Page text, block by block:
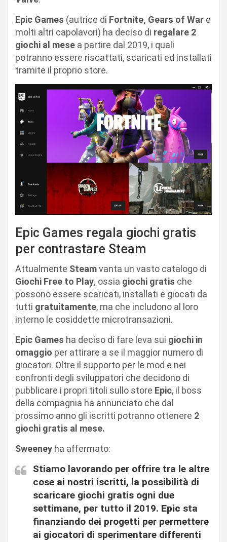
Epic Games (autrice di Fortnite, Gears of War e
molti altri capolavori) ha deciso di regalare 2
giochi al mese a partire dal 2019, i quali
potranno essere riscattati, scaricati ed installati
tramite il proprio store.
Epic Games regala giochi gratis
per contrastare Steam
Attualmente Steamvanta un vasto catalogo di
Giochi Free to Play, ossia giochi gratis che
possono essere scaricati, installati e giocati da
tutti gratuitamente, ma che includono al loro
interno le cosiddette microtransazioni.
Epic Games ha deciso di fare leva sui giochi in
omaggio per attirare a se il maggior numero di
giocatori. Oltre il supporto per le mod e nei
confronti degli sviluppatori che decidono di
pubblicare i propri titoli sullo store Epic, il boss
della compagnia ha annunciato che dal
prossimo anno gli iscritti potranno ottenere 2
giochi gratis al mese.
Sweeney ha affermato:
Stiamo lavorando per offrire tra le altre
cose ai nostri iscritti, la possibilità di
scaricare giochi gratis ogni due
settimane, per tutto il 2019. Epic sta
finanziando dei progetti per permettere
ai giocatori di sperimentare differenti